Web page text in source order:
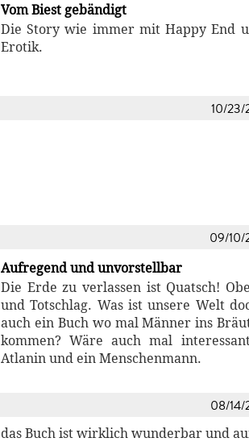
Vom Biest gebändigt
Die Story wie immer mit Happy End
Erotik.
10/23/
09/10/
Aufregend und unvorstellbar
Die Erde zu verlassen ist Quatsch!
und Totschlag. Was ist unsere Welt
auch ein Buch wo mal Männer ins
kommen? Wäre auch mal
Atlanin und ein Menschenmann.
08/14/
das Buch ist wirklich wunderbar und